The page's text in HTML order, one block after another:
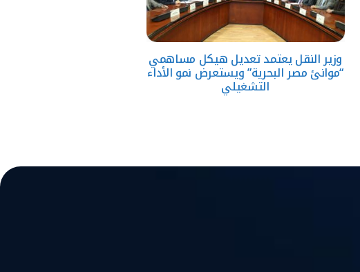
وزير النقل يعتمد تعديل هيكل مساهمي
“موانئ مصر البحرية” ويستعرض نمو الأداء
التشغيلي